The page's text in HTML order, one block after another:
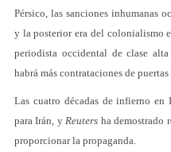
Pérsico, las sanciones inhumanas
y la posterior era del colonialismo
periodista occidental de clase
habrá más contrataciones de
Las cuatro décadas de infierno
para Irán, yReuters ha demostrado
proporcionar la propaganda.